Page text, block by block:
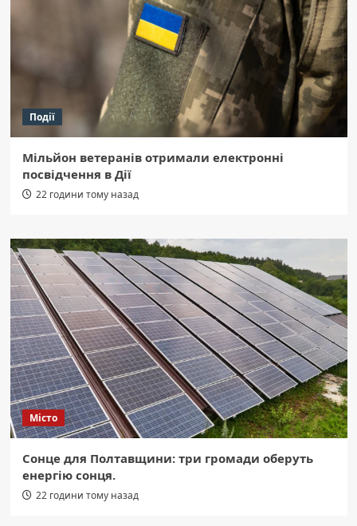
Події
Мільйон ветеранів отримали електронні
посвідчення в Дії
22 години тому назад
Місто
Сонце для Полтавщини: три громади оберуть
енергію сонця.
22 години тому назад